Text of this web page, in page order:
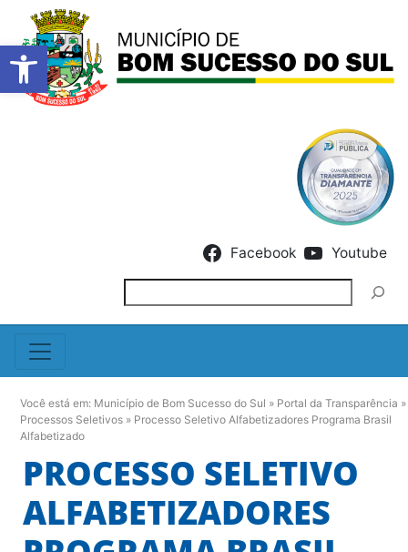
Barra de Ferramentas
Facebook Youtube
Você está em: Município de Bom Sucesso do Sul » Portal da Transparência »
Processos Seletivos » Processo Seletivo Alfabetizadores Programa Brasil
Alfabetizado
PROCESSO SELETIVO
ALFABETIZADORES